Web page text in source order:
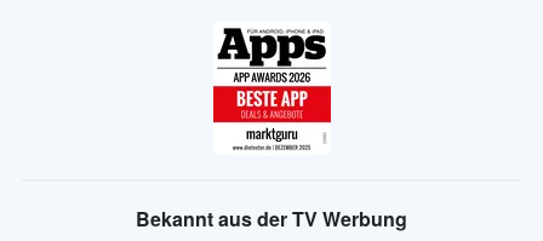
Bekannt aus der TV Werbung